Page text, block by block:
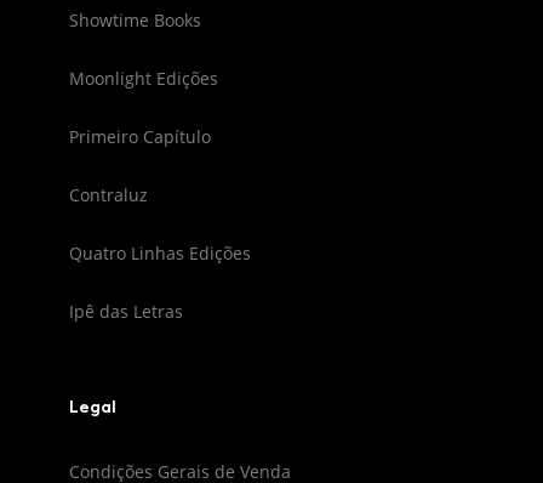
Showtime Books
Moonlight Edições
Primeiro Capítulo
Contraluz
Quatro Linhas Edições
Ipê das Letras
Legal
Condições Gerais de Venda